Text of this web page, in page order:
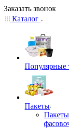
Заказать звонок
Каталог
Популярные
Пакеты
Пакеты